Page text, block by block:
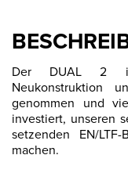
Der DUAL 2
Neukonstruktion
genommen und
investiert, unseren
setzenden EN/
machen.